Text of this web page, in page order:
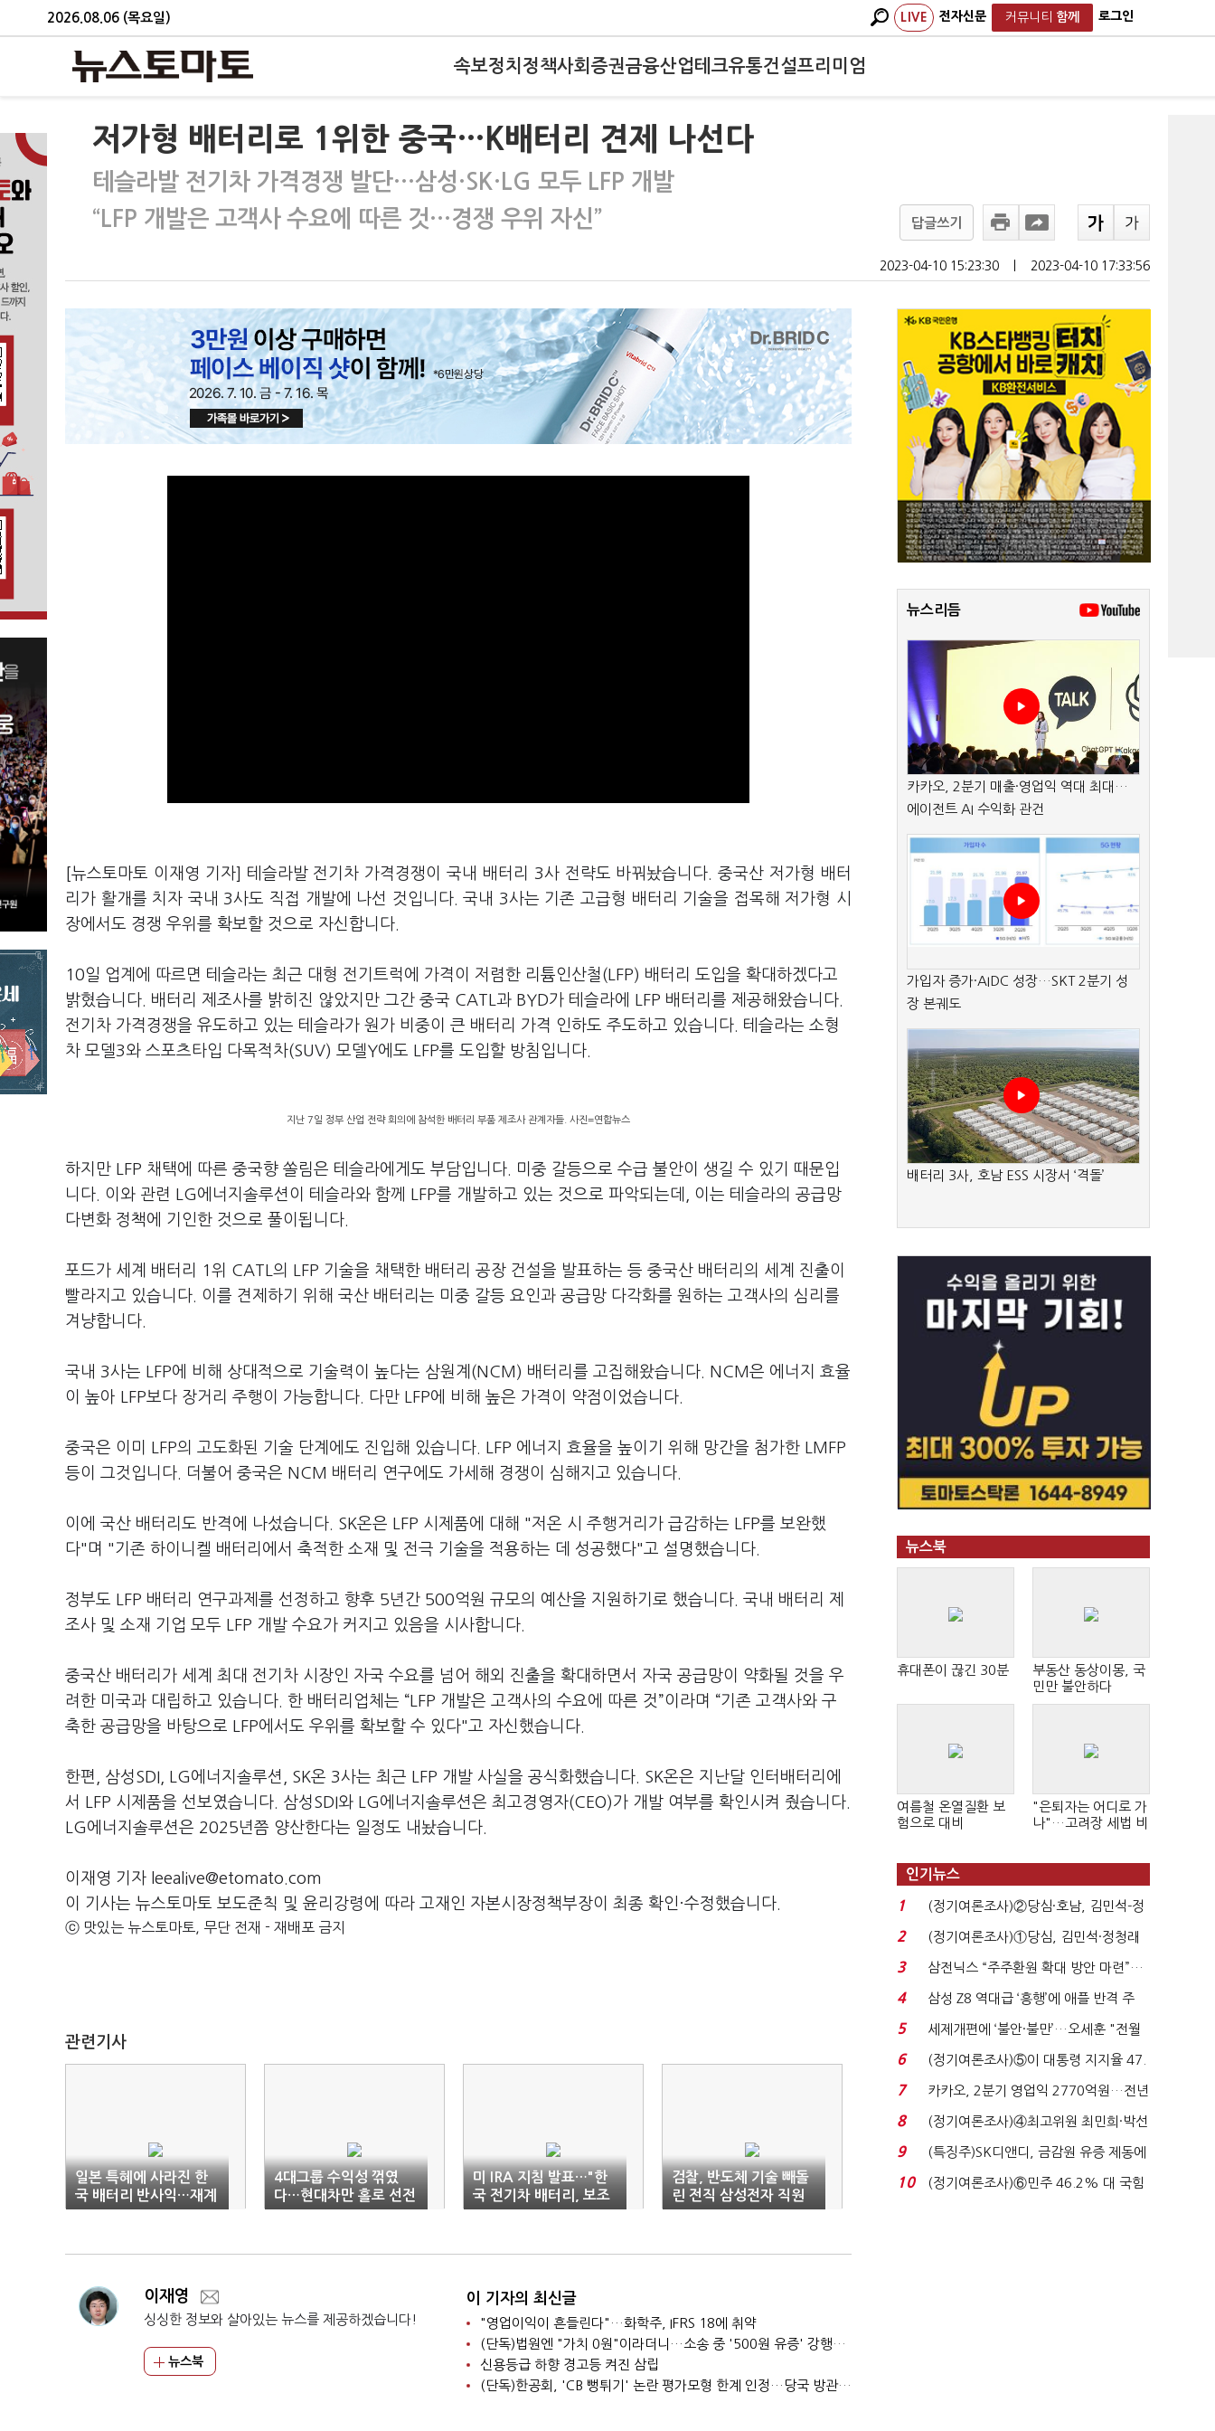
2026.08.06 (목요일) LIVE 전자신문 커뮤니티 함께 로그인
속보정치 정책사회 증권금융산업테크유통건설프리미엄
저가형 배터리로 1위한 중국…K배터리 견제 나선다
테슬라발 전기차 가격경쟁 발단…삼성·SK·LG 모두 LFP 개발
“LFP 개발은 고객사 수요에 따른 것…경쟁 우위 자신”
답글쓰기
2023-04-10 15:23:30 2023-04-10 17:33:56
[뉴스토마토 이재영 기자] 테슬라발 전기차 가격경쟁이 국내 배터리 3사 전략도 바꿔놨습니다. 중국산 저가형 배터
리가 활개를 치자 국내 3사도 직접 개발에 나선 것입니다. 국내 3사는 기존 고급형 배터리 기술을 접목해 저가형 시
장에서도 경쟁 우위를 확보할 것으로 자신합니다.
10일 업계에 따르면 테슬라는 최근 대형 전기트럭에 가격이 저렴한 리튬인산철(LFP) 배터리 도입을 확대하겠다고
밝혔습니다. 배터리 제조사를 밝히진 않았지만 그간 중국 CATL과 BYD가 테슬라에 LFP 배터리를 제공해왔습니다.
전기차 가격경쟁을 유도하고 있는 테슬라가 원가 비중이 큰 배터리 가격 인하도 주도하고 있습니다. 테슬라는 소형
차 모델3와 스포츠타입 다목적차(SUV) 모델Y에도 LFP를 도입할 방침입니다.
지난 7일 정부 산업 전략 회의에 참석한 배터리 부품 제조사 관계자들. 사진=연합뉴스
하지만 LFP 채택에 따른 중국향 쏠림은 테슬라에게도 부담입니다. 미중 갈등으로 수급 불안이 생길 수 있기 때문입
니다. 이와 관련 LG에너지솔루션이 테슬라와 함께 LFP를 개발하고 있는 것으로 파악되는데, 이는 테슬라의 공급망
다변화 정책에 기인한 것으로 풀이됩니다.
포드가 세계 배터리 1위 CATL의 LFP 기술을 채택한 배터리 공장 건설을 발표하는 등 중국산 배터리의 세계 진출이
빨라지고 있습니다. 이를 견제하기 위해 국산 배터리는 미중 갈등 요인과 공급망 다각화를 원하는 고객사의 심리를
겨냥합니다.
국내 3사는 LFP에 비해 상대적으로 기술력이 높다는 삼원계(NCM) 배터리를 고집해왔습니다. NCM은 에너지 효율
이 높아 LFP보다 장거리 주행이 가능합니다. 다만 LFP에 비해 높은 가격이 약점이었습니다.
중국은 이미 LFP의 고도화된 기술 단계에도 진입해 있습니다. LFP 에너지 효율을 높이기 위해 망간을 첨가한 LMFP
등이 그것입니다. 더불어 중국은 NCM 배터리 연구에도 가세해 경쟁이 심해지고 있습니다.
이에 국산 배터리도 반격에 나섰습니다. SK온은 LFP 시제품에 대해 "저온 시 주행거리가 급감하는 LFP를 보완했
다"며 "기존 하이니켈 배터리에서 축적한 소재 및 전극 기술을 적용하는 데 성공했다"고 설명했습니다.
정부도 LFP 배터리 연구과제를 선정하고 향후 5년간 500억원 규모의 예산을 지원하기로 했습니다. 국내 배터리 제
조사 및 소재 기업 모두 LFP 개발 수요가 커지고 있음을 시사합니다.
중국산 배터리가 세계 최대 전기차 시장인 자국 수요를 넘어 해외 진출을 확대하면서 자국 공급망이 약화될 것을 우
려한 미국과 대립하고 있습니다. 한 배터리업체는 “LFP 개발은 고객사의 수요에 따른 것”이라며 “기존 고객사와 구
축한 공급망을 바탕으로 LFP에서도 우위를 확보할 수 있다"고 자신했습니다.
한편, 삼성SDI, LG에너지솔루션, SK온 3사는 최근 LFP 개발 사실을 공식화했습니다. SK온은 지난달 인터배터리에
서 LFP 시제품을 선보였습니다. 삼성SDI와 LG에너지솔루션은 최고경영자(CEO)가 개발 여부를 확인시켜 줬습니다.
LG에너지솔루션은 2025년쯤 양산한다는 일정도 내놨습니다.
이재영 기자 leealive@etomato.com
이 기사는 뉴스토마토 보도준칙 및 윤리강령에 따라 고재인 자본시장정책부장이 최종 확인·수정했습니다.
ⓒ 맛있는 뉴스토마토, 무단 전재 - 재배포 금지
관련기사
일본 특혜에 사라진 한
국 배터리 반사익…재계
총수들 맥빠진 미국 출
4대그룹 수익성 꺾였
다…현대차만 홀로 선전
미 IRA 지침 발표…"한
국 전기차 배터리, 보조
금 받는다"
검찰, 반도체 기술 빼돌
린 전직 삼성전자 직원
집유 받자 '항소'
이재영
싱싱한 정보와 살아있는 뉴스를 제공하겠습니다!
뉴스북
이 기자의 최신글
"영업이익이 흔들린다"…화학주, IFRS 18에 취약
(단독)법원엔 "가치 0원"이라더니…소송 중 '500원 유증' 강행한 라인게임즈
신용등급 하향 경고등 켜진 삼립
(단독)한공회, 'CB 뻥튀기' 논란 평가모형 한계 인정…당국 방관 속 장부 왜곡 수두룩
뉴스리듬
카카오, 2분기 매출·영업익 역대 최대…
에이전트 AI 수익화 관건
가입자 증가·AIDC 성장…SKT 2분기 성
장 본궤도
배터리 3사, 호남 ESS 시장서 ‘격돌’
뉴스북
휴대폰이 끊긴 30분
부동산 동상이몽, 국
민만 불안하다
여름철 온열질환 보
험으로 대비
"은퇴자는 어디로 가
나"…고려장 세법 비
인기뉴스
1
(정기여론조사)②당심·호남, 김민석-정
청래 '초접전'...
2
(정기여론조사)①당심, 김민석·정청래
'초접전'…대통령 ...
3
삼전닉스 “주주환원 확대 방안 마련”…
로이터에 성명...
4
삼성 Z8 역대급 ‘흥행’에 애플 반격 주
목…9월 ‘폴...
5
세제개편에 ‘불안·불만’…오세훈 "전월
세 구하기 더 ...
6
(정기여론조사)⑤이 대통령 지지율 47.
7%…일주일 만에 ...
7
카카오, 2분기 영업익 2770억원…전년
비 36% 증가...
8
(정기여론조사)④최고위원 최민희·박선
원 '양강'…서미...
9
(특징주)SK디앤디, 금감원 유증 제동에
장 초반 상한가...
10
(정기여론조사)⑥민주 46.2% 대 국힘